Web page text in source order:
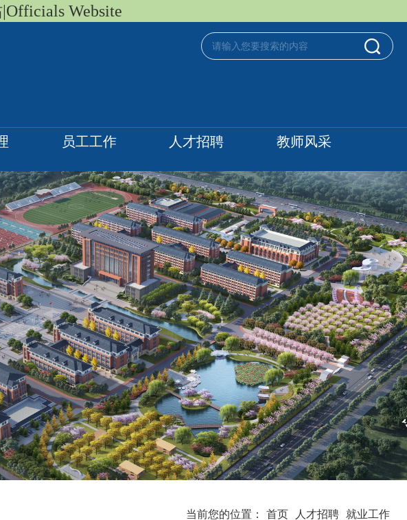
Website
员工工作 人才招聘 教师风采
当前您的位置： 首页 人才招聘 就业工作